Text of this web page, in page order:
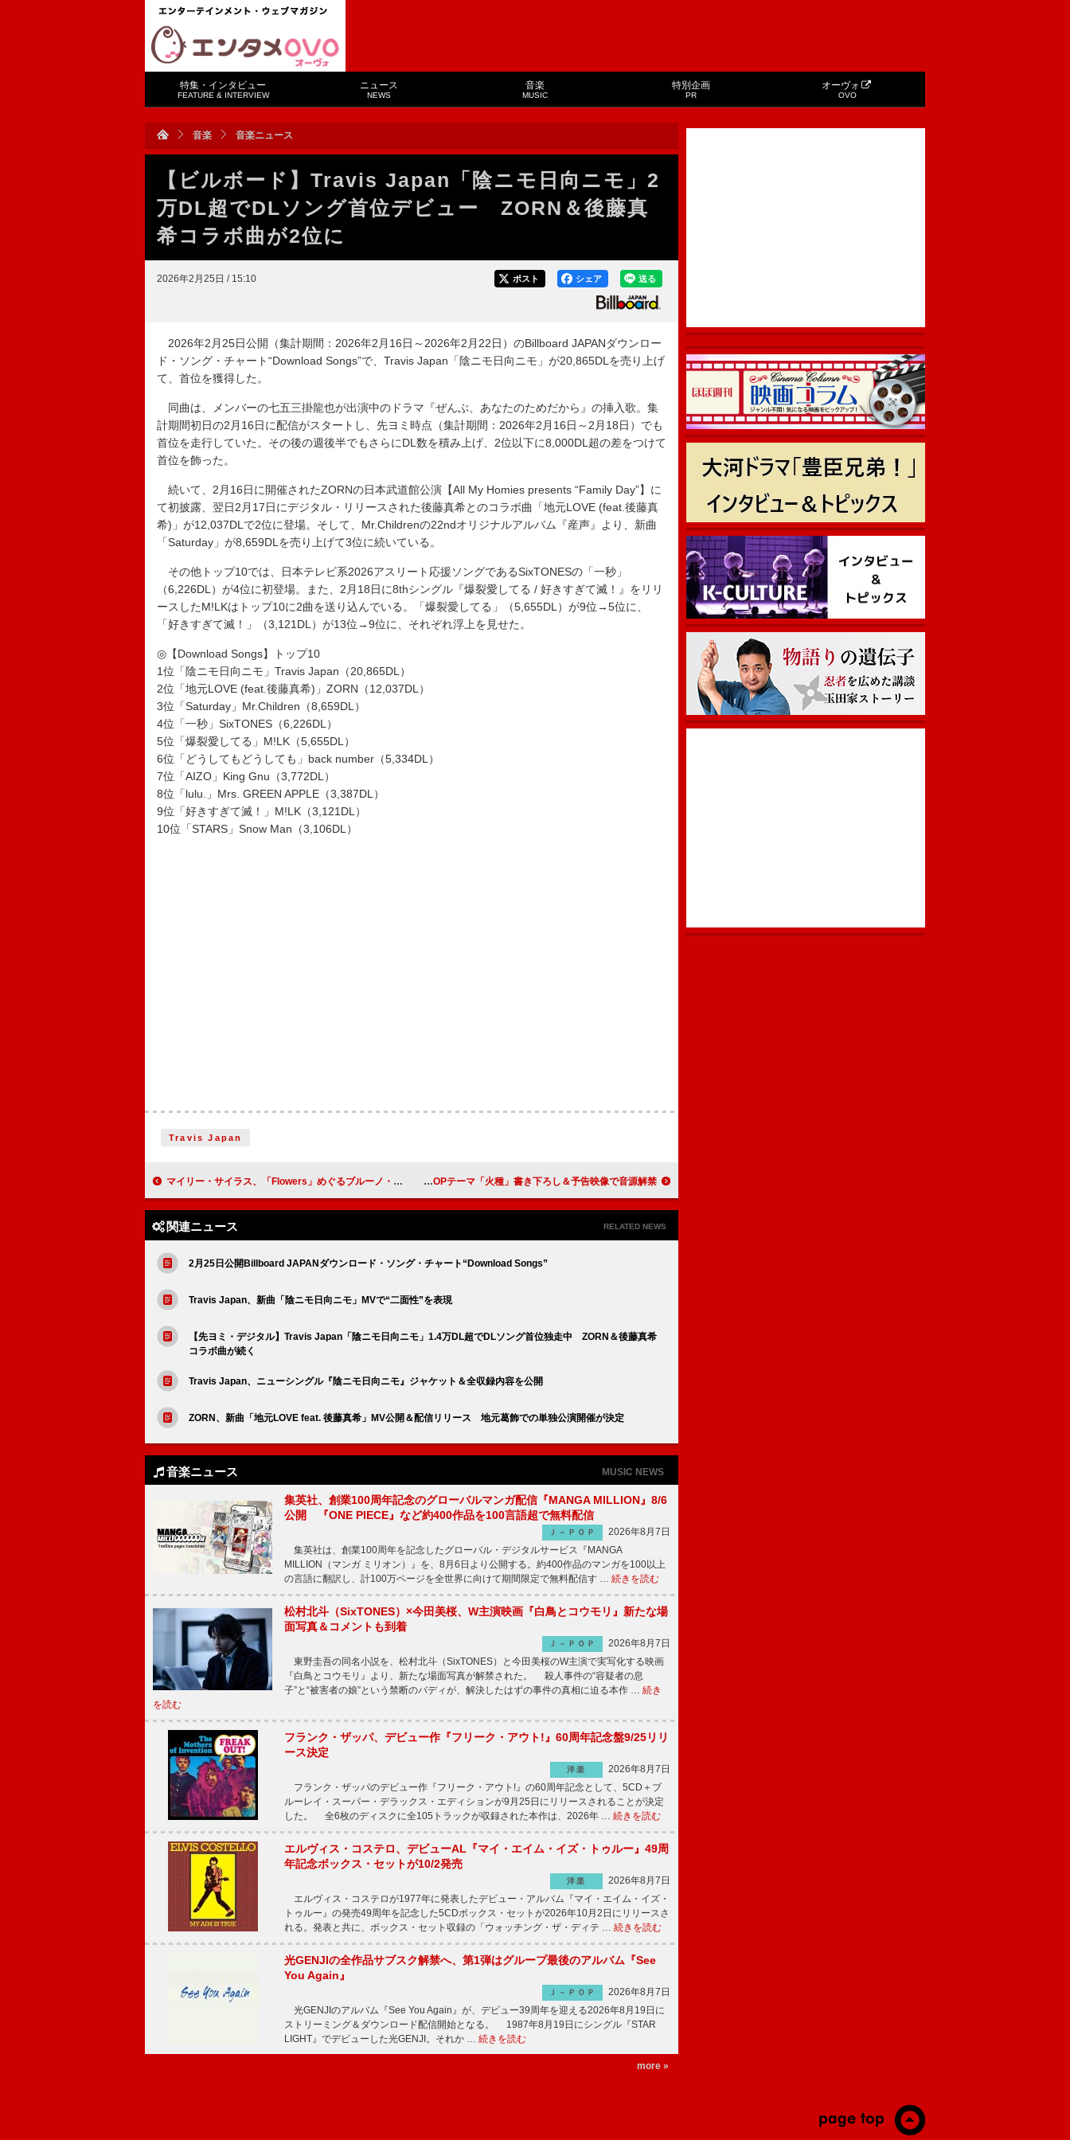
特集・インタビュー
FEATURE & INTERVIEW
ニュース
NEWS
音楽
MUSIC
特別企画
PR
オーヴォ
OVO
音楽 音楽ニュース
【ビルボード】Travis Japan「陰ニモ日向ニモ」2
万DL超でDLソング首位デビュー ZORN＆後藤真
希コラボ曲が2位に
2026年2月25日 / 15:10 送る
シェア
ポスト
2026年2月25日公開（集計期間：2026年2月16日～2026年2月22日）のBillboard JAPANダウンロー
ド・ソング・チャート“Download Songs”で、Travis Japan「陰ニモ日向ニモ」が20,865DLを売り上げ
て、首位を獲得した。
同曲は、メンバーの七五三掛龍也が出演中のドラマ『ぜんぶ、あなたのためだから』の挿入歌。集
計期間初日の2月16日に配信がスタートし、先ヨミ時点（集計期間：2026年2月16日～2月18日）でも
首位を走行していた。その後の週後半でもさらにDL数を積み上げ、2位以下に8,000DL超の差をつけて
首位を飾った。
続いて、2月16日に開催されたZORNの日本武道館公演【All My Homies presents “Family Day”】に
て初披露、翌日2月17日にデジタル・リリースされた後藤真希とのコラボ曲「地元LOVE (feat.後藤真
希)」が12,037DLで2位に登場。そして、Mr.Childrenの22ndオリジナルアルバム『産声』より、新曲
「Saturday」が8,659DLを売り上げて3位に続いている。
その他トップ10では、日本テレビ系2026アスリート応援ソングであるSixTONESの「一秒」
（6,226DL）が4位に初登場。また、2月18日に8thシングル『爆裂愛してる / 好きすぎて滅！』をリリ
ースしたM!LKはトップ10に2曲を送り込んでいる。「爆裂愛してる」（5,655DL）が9位→5位に、
「好きすぎて滅！」（3,121DL）が13位→9位に、それぞれ浮上を見せた。
◎【Download Songs】トップ10
1位「陰ニモ日向ニモ」Travis Japan（20,865DL）
2位「地元LOVE (feat.後藤真希)」ZORN（12,037DL）
3位「Saturday」Mr.Children（8,659DL）
4位「一秒」SixTONES（6,226DL）
5位「爆裂愛してる」M!LK（5,655DL）
6位「どうしてもどうしても」back number（5,334DL）
7位「AIZO」King Gnu（3,772DL）
8位「lulu.」Mrs. GREEN APPLE（3,387DL）
9位「好きすぎて滅！」M!LK（3,121DL）
10位「STARS」Snow Man（3,106DL）
Travis Japan
マイリー・サイラス、「Flowers」めぐるブルーノ・マーズ楽曲との訴訟棄却を要請「こうした言葉は誰かが所有できるものではない」 キタニタツヤ、TVアニメ『日本三國』OPテーマ「火種」書き下ろし＆予告映像で音源解禁
関連ニュース RELATED NEWS
2月25日公開Billboard JAPANダウンロード・ソング・チャート“Download Songs”
Travis Japan、新曲「陰ニモ日向ニモ」MVで“二面性”を表現
【先ヨミ・デジタル】Travis Japan「陰ニモ日向ニモ」1.4万DL超でDLソング首位独走中 ZORN＆後藤真希
コラボ曲が続く
Travis Japan、ニューシングル『陰ニモ日向ニモ』ジャケット＆全収録内容を公開
ZORN、新曲「地元LOVE feat. 後藤真希」MV公開＆配信リリース 地元葛飾での単独公演開催が決定
音楽ニュース MUSIC NEWS
集英社、創業100周年記念のグローバルマンガ配信『MANGA MILLION』8/6
公開 『ONE PIECE』など約400作品を100言語超で無料配信
Ｊ－ＰＯＰ
2026年8月7日
集英社は、創業100周年を記念したグローバル・デジタルサービス『MANGA
MILLION（マンガ ミリオン）』を、8月6日より公開する。約400作品のマンガを100以上
の言語に翻訳し、計100万ページを全世界に向けて期間限定で無料配信す … 続きを読む
松村北斗（SixTONES）×今田美桜、W主演映画『白鳥とコウモリ』新たな場
面写真＆コメントも到着
Ｊ－ＰＯＰ
2026年8月7日
東野圭吾の同名小説を、松村北斗（SixTONES）と今田美桜のW主演で実写化する映画
『白鳥とコウモリ』より、新たな場面写真が解禁された。 殺人事件の“容疑者の息
子”と“被害者の娘”という禁断のバディが、解決したはずの事件の真相に迫る本作 … 続き
を読む
フランク・ザッパ、デビュー作『フリーク・アウト!』60周年記念盤9/25リリ
ース決定
洋楽
2026年8月7日
フランク・ザッパのデビュー作『フリーク・アウト!』の60周年記念として、5CD＋ブ
ルーレイ・スーパー・デラックス・エディションが9月25日にリリースされることが決定
した。 全6枚のディスクに全105トラックが収録された本作は、2026年 … 続きを読む
エルヴィス・コステロ、デビューAL『マイ・エイム・イズ・トゥルー』49周
年記念ボックス・セットが10/2発売
洋楽
2026年8月7日
エルヴィス・コステロが1977年に発表したデビュー・アルバム『マイ・エイム・イズ・
トゥルー』の発売49周年を記念した5CDボックス・セットが2026年10月2日にリリースさ
れる。発表と共に、ボックス・セット収録の「ウォッチング・ザ・ディテ … 続きを読む
光GENJIの全作品サブスク解禁へ、第1弾はグループ最後のアルバム『See
You Again』
Ｊ－ＰＯＰ
2026年8月7日
光GENJIのアルバム『See You Again』が、デビュー39周年を迎える2026年8月19日に
ストリーミング＆ダウンロード配信開始となる。 1987年8月19日にシングル『STAR
LIGHT』でデビューした光GENJI。それか … 続きを読む
more »